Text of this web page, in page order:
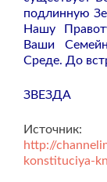
подлинную
Нашу
Ваши
Среде. До
ЗВЕЗДА
Источник:
http://
konstituciya-